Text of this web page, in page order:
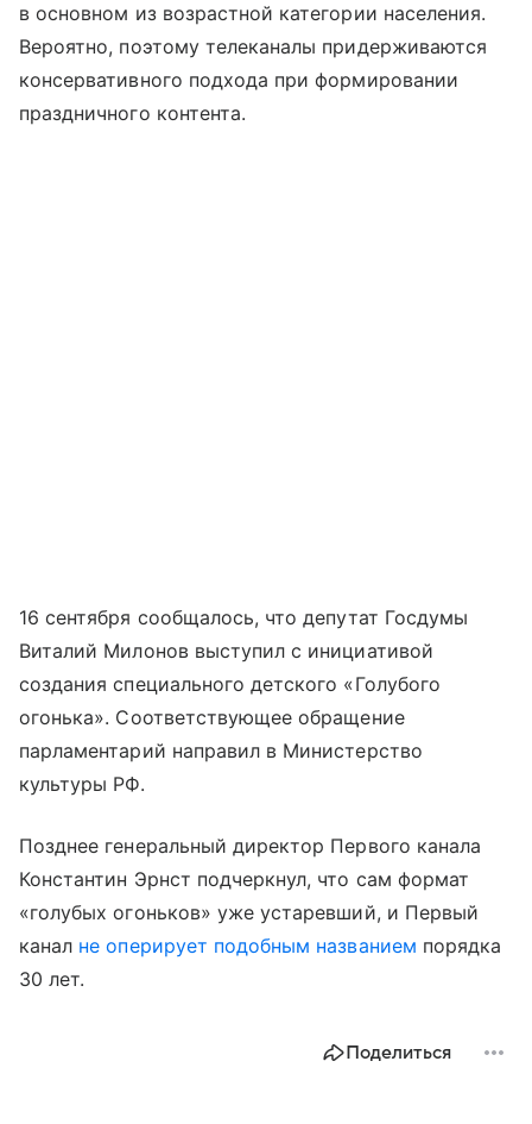
в основном из возрастной категории населения.
Вероятно, поэтому телеканалы придерживаются
консервативного подхода при формировании
праздничного контента.
16 сентября сообщалось, что депутат Госдумы
Виталий Милонов выступил с инициативой
создания специального детского «Голубого
огонька». Соответствующее обращение
парламентарий направил в Министерство
культуры РФ.
Позднее генеральный директор Первого канала
Константин Эрнст подчеркнул, что сам формат
«голубых огоньков» уже устаревший, и Первый
канал не оперирует подобным названием порядка
30 лет.
Поделиться